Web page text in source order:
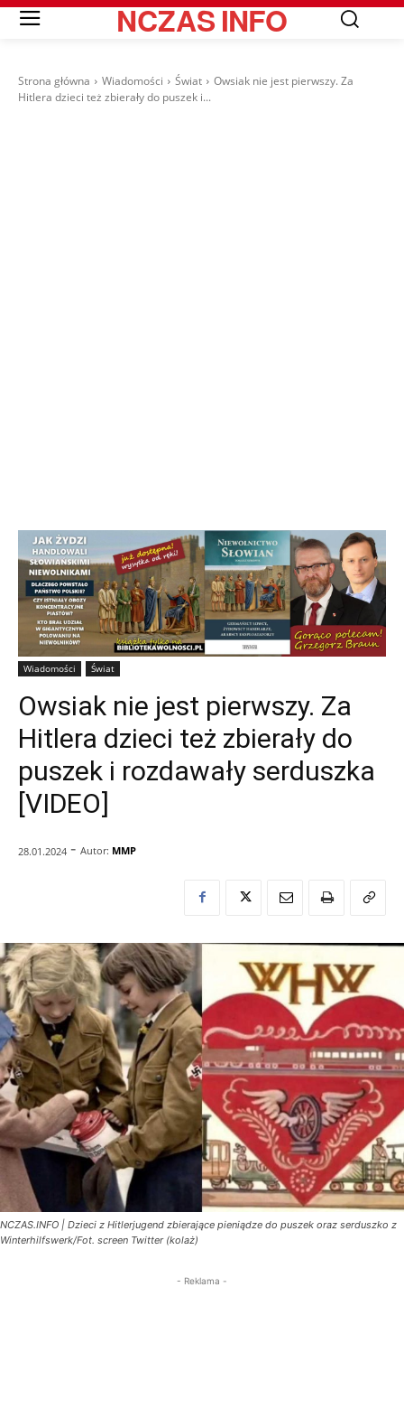
NCZASINFO
Strona główna Wiadomości Świat
Owsiak nie jest pierwszy. Za
Hitlera dzieci też zbierały do puszek i...
Wiadomości Świat
Owsiak nie jest pierwszy. Za
Hitlera dzieci też zbierały do
puszek i rozdawały serduszka
[VIDEO]
28.01.2024 - Autor: MMP
NCZAS.INFO | Dzieci z Hitlerjugend zbierające pieniądze do puszek oraz serduszko z
Winterhilfswerk/Fot. screen Twitter (kolaż)
- Reklama -